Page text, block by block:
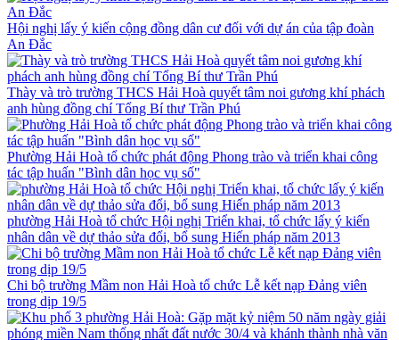
Hội nghị lấy ý kiến cộng đồng dân cư đối với dự án của tập đoàn
An Đắc
Thày và trò trường THCS Hải Hoà quyết tâm noi gương khí phách
anh hùng đồng chí Tổng Bí thư Trần Phú
Phường Hải Hoà tổ chức phát động Phong trào và triển khai công
tác tập huấn "Bình dân học vụ số"
phường Hải Hoà tổ chức Hội nghị Triển khai, tổ chức lấy ý kiến
nhân dân về dự thảo sửa đổi, bổ sung Hiến pháp năm 2013
Chi bộ trường Mầm non Hải Hoà tổ chức Lễ kết nạp Đảng viên
trong dịp 19/5